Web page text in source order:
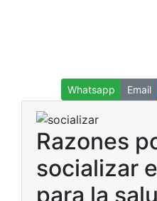
Whatsapp Email
Razones
socializar
para la